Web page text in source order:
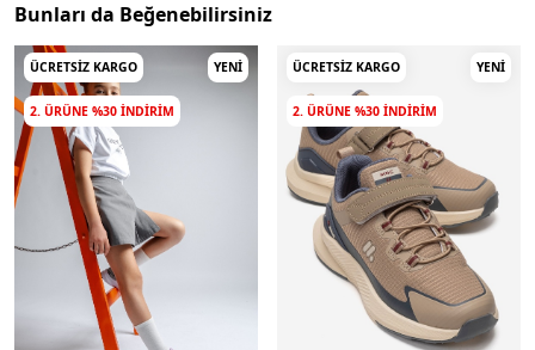
Bunları da Beğenebilirsiniz
ÜCRETSIZ KARGO YENI
2. ÜRÜNE %30 INDIRIM
ÜCRETSIZ KARGO YENI
2. ÜRÜNE %30 INDIRIM